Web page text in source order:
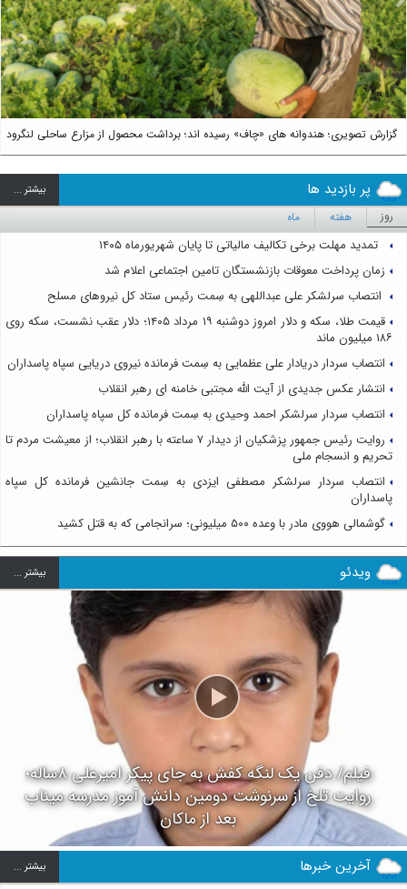
گزارش تصویری؛ هندوانه های «چاف» رسیده اند؛ برداشت محصول از مزارع ساحلی لنگرود
Next
پر بازدید ها بيشتر ...
روز هفته ماه
تمدید مهلت برخی تکالیف مالیاتی تا پایان شهریورماه ۱۴۰۵
زمان پرداخت معوقات بازنشستگان تامین اجتماعی اعلام شد
انتصاب سرلشکر علی عبداللهی به سِمت رئیس ستاد کل نیروهای مسلح
قیمت طلا، سکه و دلار امروز دوشنبه ۱۹ مرداد ۱۴۰۵؛ دلار عقب نشست، سکه روی
۱۸۶ میلیون ماند
انتصاب سردار دریادار علی عظمایی به سِمت فرمانده نیروی دریایی سپاه پاسداران
انتشار عکس جدیدی از آیت الله مجتبی خامنه ای رهبر انقلاب
انتصاب سردار سرلشکر احمد وحیدی به سِمت فرمانده کل سپاه پاسداران
روایت رئیس جمهور پزشکیان از دیدار ۷ ساعته با رهبر انقلاب؛ از معیشت مردم تا
تحریم و انسجام ملی
انتصاب سردار سرلشکر مصطفی ایزدی به سِمت جانشین فرمانده کل سپاه
پاسداران
گوشمالی هووی مادر با وعده ۵۰۰ میلیونی؛ سرانجامی که به قتل کشید
ویدئو بيشتر ...
فیلم/ دفن یک لنگه کفش به جای پیکر امیرعلی ۸ساله؛
روایت تلخ از سرنوشت دومین دانش آموز مدرسه میناب
بعد از ماکان
آخرین خبرها بيشتر ...